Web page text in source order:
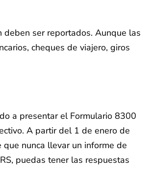
ser reportados. Aunque las
cheques de viajero, giros
a presentar el Formulario 8300
A partir del 1 de enero de
nunca llevar un informe de
puedas tener las respuestas